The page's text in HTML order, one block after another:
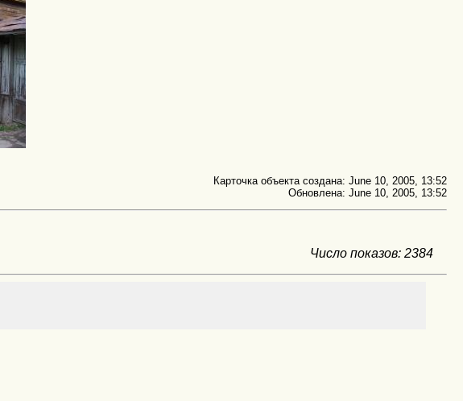
Карточка объекта создана: June 10, 2005, 13:52
Обновлена: June 10, 2005, 13:52
Число показов: 2384